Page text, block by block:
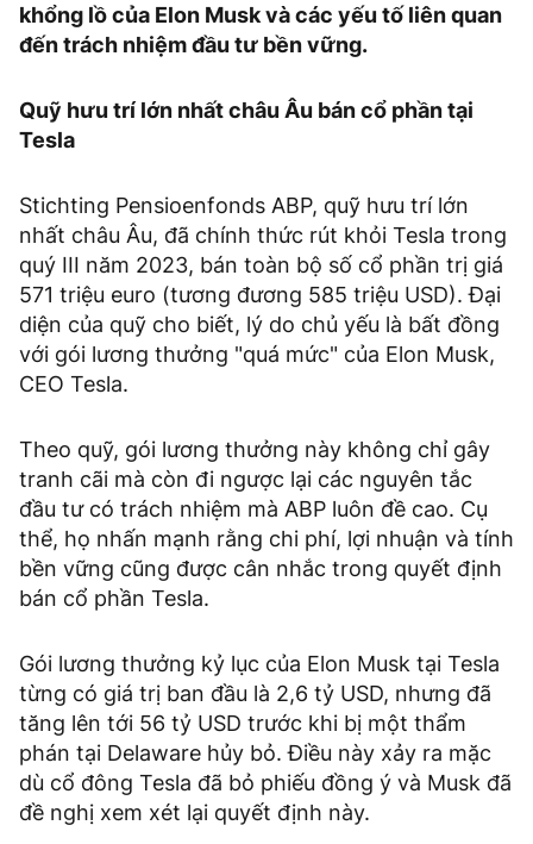
khổng lồ của Elon Musk và các yếu tố liên quan
đến trách nhiệm đầu tư bền vững.
Quỹ hưu trí lớn nhất châu Âu bán cổ phần tại
Tesla
Stichting Pensioenfonds ABP, quỹ hưu trí lớn
nhất châu Âu, đã chính thức rút khỏi Tesla trong
quý III năm 2023, bán toàn bộ số cổ phần trị giá
571 triệu euro (tương đương 585 triệu USD). Đại
diện của quỹ cho biết, lý do chủ yếu là bất đồng
với gói lương thưởng "quá mức" của Elon Musk,
CEO Tesla.
Theo quỹ, gói lương thưởng này không chỉ gây
tranh cãi mà còn đi ngược lại các nguyên tắc
đầu tư có trách nhiệm mà ABP luôn đề cao. Cụ
thể, họ nhấn mạnh rằng chi phí, lợi nhuận và tính
bền vững cũng được cân nhắc trong quyết định
bán cổ phần Tesla.
Gói lương thưởng kỷ lục của Elon Musk tại Tesla
từng có giá trị ban đầu là 2,6 tỷ USD, nhưng đã
tăng lên tới 56 tỷ USD trước khi bị một thẩm
phán tại Delaware hủy bỏ. Điều này xảy ra mặc
dù cổ đông Tesla đã bỏ phiếu đồng ý và Musk đã
đề nghị xem xét lại quyết định này.